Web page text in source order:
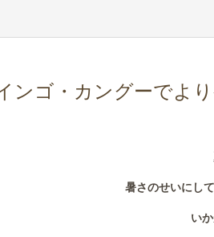
ンゴ・カングーでよ
暑さのせいにし
い